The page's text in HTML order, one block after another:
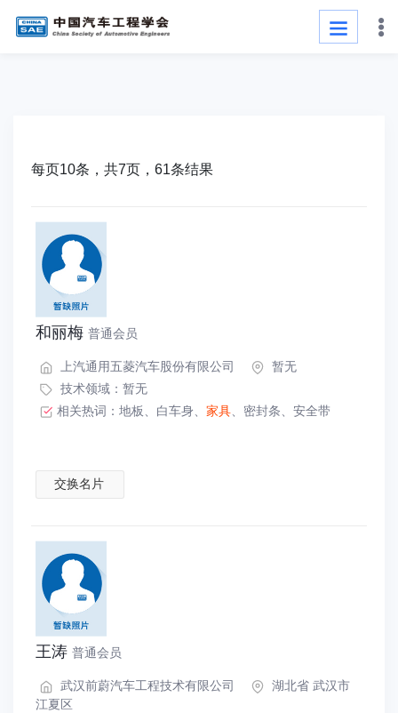
每页10条，共7页，61条结果
和丽梅 普通会员
上汽通用五菱汽车股份有限公司
暂无
技术领域：暂无
相关热词： 地板 、 白车身、 家具、 密封条、 安全带
交换名片
王涛 普通会员
武汉前蔚汽车工程技术有限公司
湖北省 武汉市
江夏区